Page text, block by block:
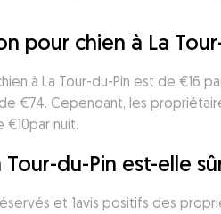
pour chien à La
à La Tour-du-Pin est de €16
€74. Cependant, les
€10par nuit.
du-Pin est-elle
et 1avis positifs des